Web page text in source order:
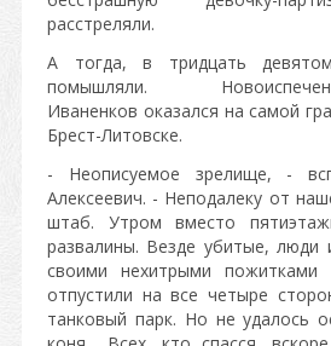
расстреляли.
А тогда, в тридцать
помышляли.
Иваненков оказался на самой
Брест-Литовске.
- Неописуемое зрелище, -
Алексеевич. - Неподалеку от
штаб. Утром вместо
развалины. Везде убитые, люди
своими нехитрыми
отпустили на все четыре
танковый парк. Но не удалось